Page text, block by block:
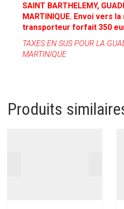
SAINT BARTHELEMY,
MARTINIQUE. Envoi vers
transporteur forfait 350
TAXES EN SUS POUR LA
MARTINIQUE
Produits